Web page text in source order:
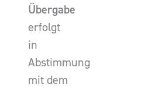
Übergabe
erfolgt
in
Abstimmung
mit dem